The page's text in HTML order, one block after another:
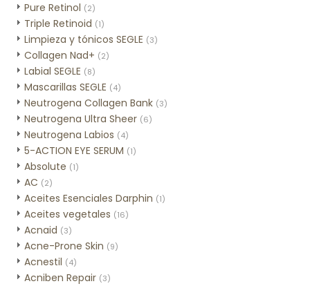
Pure Retinol (2)
Triple Retinoid (1)
Limpieza y tónicos SEGLE (3)
Collagen Nad+ (2)
Labial SEGLE (8)
Mascarillas SEGLE (4)
Neutrogena Collagen Bank (3)
Neutrogena Ultra Sheer (6)
Neutrogena Labios (4)
5-ACTION EYE SERUM (1)
Absolute (1)
AC (2)
Aceites Esenciales Darphin (1)
Aceites vegetales (16)
Acnaid (3)
Acne-Prone Skin (9)
Acnestil (4)
Acniben Repair (3)